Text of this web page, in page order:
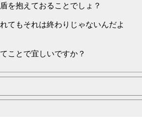
を抱えておることでしょ？
てもそれは終わりじゃないんだよ
ことで宜しいですか？